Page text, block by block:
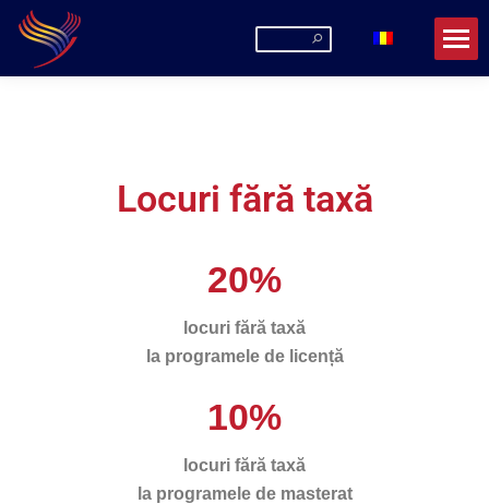
Locuri fără taxă
20%
locuri fără taxă
la programele de licență
10%
locuri fără taxă
la programele de masterat